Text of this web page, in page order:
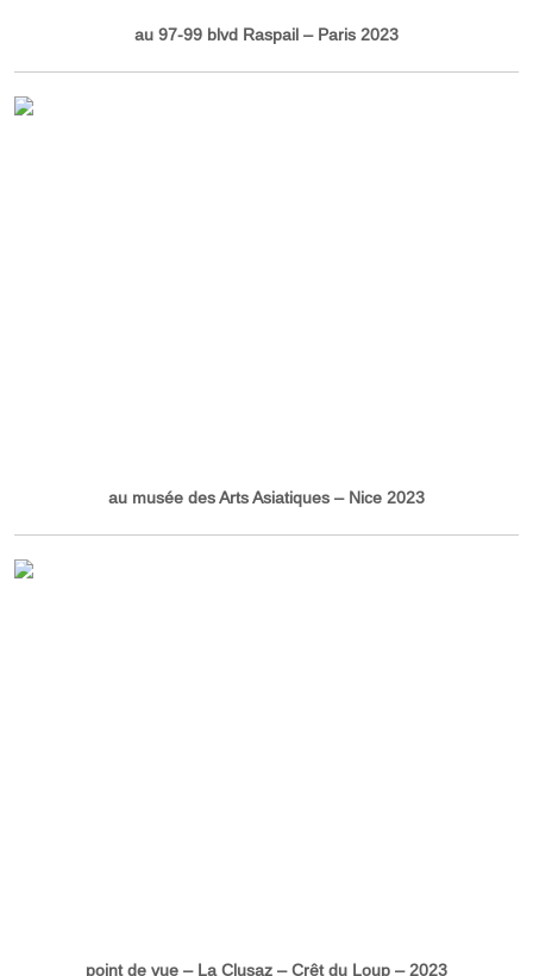
au 97-99 blvd Raspail – Paris 2023
au musée des Arts Asiatiques – Nice 2023
point de vue – La Clusaz – Crêt du Loup – 2023